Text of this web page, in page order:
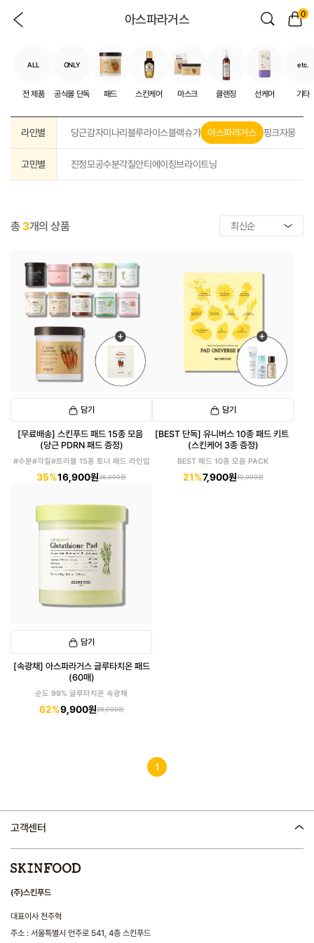
아스파라거스 0
ALL
전 제품
ONLY
공식몰 단독 패드 스킨케어 마스크 클렌징 선케어
etc.
기타
라인별 당근감자미나리블루라이스블랙슈가 아스파라거스 핑크자몽
고민별 진정모공수분각질안티에이징브라이트닝
총 3개의 상품
담기
[무료배송] 스킨푸드 패드 15종 모음
(당근 PDRN 패드 증정)
#수분#각질#트러블 15종 토너 패드 라인업
35%16,900원26,000원
담기
[BEST 단독] 유니버스 10종 패드 키트
(스킨케어 3종 증정)
BEST 패드 10종 모음 PACK
21%7,900원10,000원
담기
[속광채] 아스파라거스 글루타치온 패드
(60매)
순도 99% 글루타치온 속광채
62%9,900원26,000원
1
고객센터
(주)스킨푸드
대표이사 천주혁
주소 : 서울특별시 언주로 541, 4층 스킨푸드